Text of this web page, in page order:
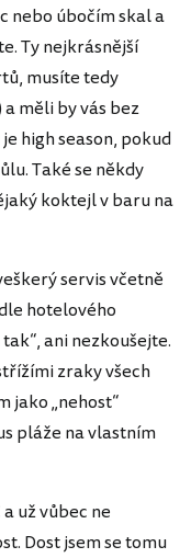
nebo úbočím skal a
Ty nejkrásnější
musíte tedy
měli by vás bez
high season, pokud
Také se někdy
koktejl v baru na
servis včetně
hotelového
ani nezkoušejte.
zraky všech
jako „nehost“
pláže na vlastním
už vůbec ne
Dost jsem se tomu